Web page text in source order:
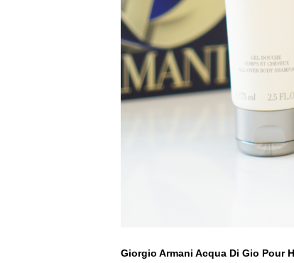
Giorgio Armani Acqua Di Gio Pour